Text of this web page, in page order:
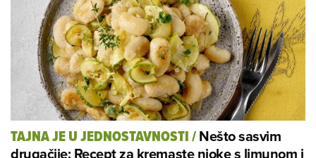
TAJNA JE U JEDNOSTAVNOSTI/Nešto sasvim
drugačije: Recept za kremaste njoke s limunom i